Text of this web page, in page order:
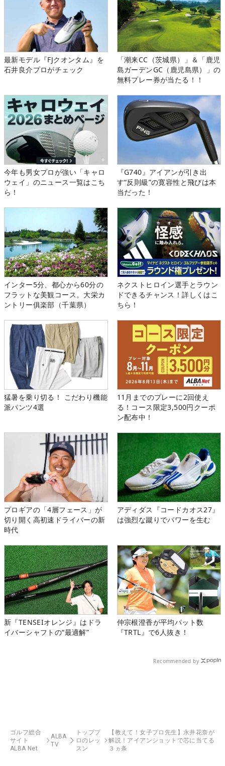
最新モデル『FJクオンタム』を
石井良介プロがチェック
「潮来CC（茨城県）」＆「鹿児
島ガーデンGC（鹿児島県）」の
無料プレー券が当たる！！
今年も男女プロが強い「キャロ
ウェイ」のニュース一覧はこち
ら！
『G740』アイアンが引き出
す“反則級”の寛容性と飛びは本
当だった！
インター5分、都心から60分の
フラットな美観コース。大栄カ
ントリー俱楽部（千葉県）
ネクストヒロイン選手とラウン
ドできるチャンス！詳しくはこ
ちら！
猛暑を乗り切る！ こだわり機能
派パンツ4選
11月までのプレーに2回使え
る！コース限定3,500円クーポ
ン配布中！
プロギアの「4層フェース」が
切り開く高初速ドライバーの新
時代
アディダス『コードカオス27』
は強烈な蹴りでパワーを生む
新『TENSEIオレンジ』はドラ
イバーシャフトの“最適解”
仲宗根澄香が平均パット数
『TRTL』で6人抜き！
Recommended by
ゴルフ総合
サイト
ALBA Net
ALBA
TV
トッププ
ロのレッ
スン
【教えて！女子プロ先生】永井花奈が
解説！アイアンショットで芯に当てる
３ヵ条